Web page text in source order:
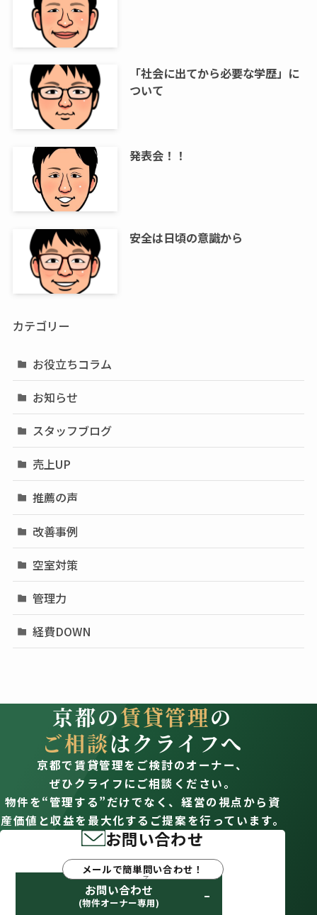
「社会に出てから必要な学歴」に
ついて
発表会！！
安全は日頃の意識から
カテゴリー
お役立ちコラム
お知らせ
スタッフブログ
売上UP
推薦の声
改善事例
空室対策
管理力
経費DOWN
京都の賃貸管理の
ご相談はクライフへ
京都で賃貸管理をご検討のオーナー、
ぜひクライフにご相談ください。
物件を“管理する”だけでなく、経営の視点から資
産価値と収益を最大化するご提案を行っています。
お問い合わせ
メールで簡単問い合わせ！
お問い合わせ
(物件オーナー専用)